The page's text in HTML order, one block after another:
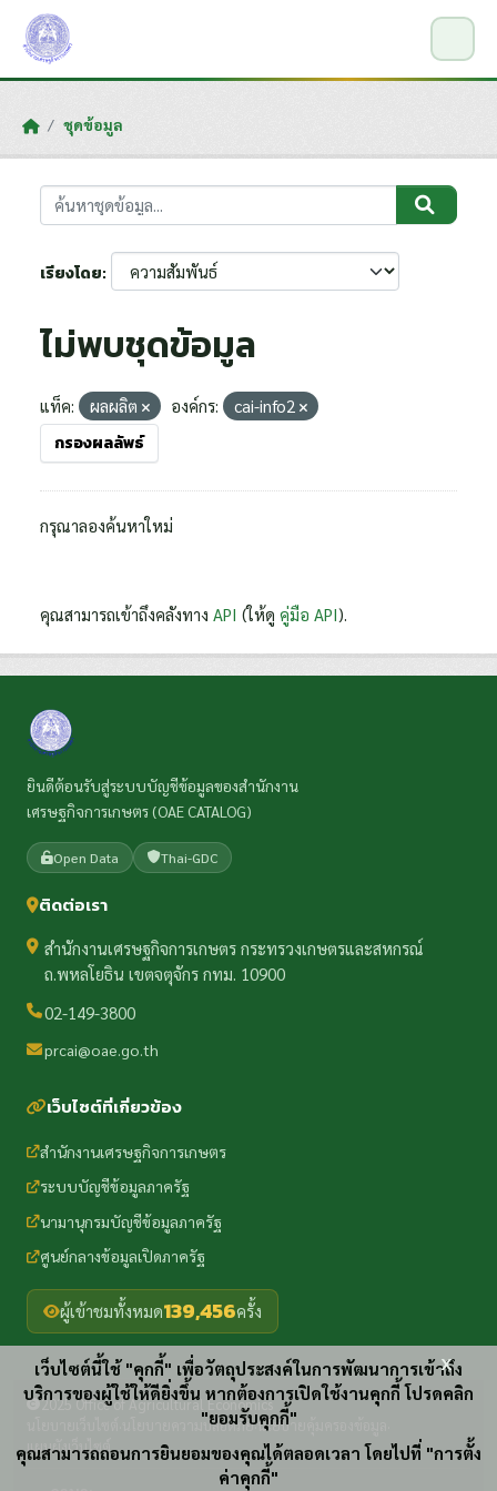
Skip to main content
ชุดข้อมูล
เรียงโดย
ไม่พบชุดข้อมูล
แท็ค: ผลผลิต องค์กร: cai-info2
กรองผลลัพธ์
กรุณาลองค้นหาใหม่
คุณสามารถเข้าถึงคลังทาง API (ให้ดู คู่มือ API).
ยินดีต้อนรับสู่ระบบบัญชีข้อมูลของสำนักงาน
เศรษฐกิจการเกษตร (OAE CATALOG)
Open Data Thai-GDC
ติดต่อเรา
สำนักงานเศรษฐกิจการเกษตร กระทรวงเกษตรและสหกรณ์
ถ.พหลโยธิน เขตจตุจักร กทม. 10900
02-149-3800
prcai@oae.go.th
เว็บไซต์ที่เกี่ยวข้อง
สำนักงานเศรษฐกิจการเกษตร
ระบบบัญชีข้อมูลภาครัฐ
นามานุกรมบัญชีข้อมูลภาครัฐ
ศูนย์กลางข้อมูลเปิดภาครัฐ
ผู้เข้าชมทั้งหมด139,456ครั้ง
2025 Office of Agricultural Economics
นโยบายความปลอดภัย·นโยบายคุ้มครองข้อมูล
แผนผังเว็บไซต์
เว็บไซต์นี้ใช้ "คุกกี้" เพื่อวัตถุประสงค์ในการพัฒนาการเข้าถึง
บริการของผู้ใช้ให้ดียิ่งขึ้น หากต้องการเปิดใช้งานคุกกี้ โปรดคลิก
"ยอมรับคุกกี้"
คุณสามารถถอนการยินยอมของคุณได้ตลอดเวลา โดยไปที่ "การตั้ง
ค่าคุกกี้"
x